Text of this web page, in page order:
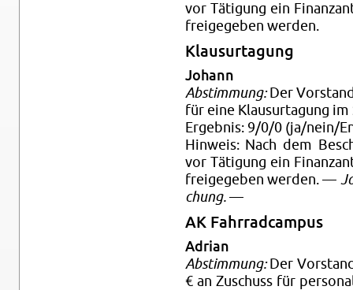
vor Tä­ti­gung ein
frei­ge­ge­ben wer­den.
Klau­sur­ta­gung
Jo­hann
Ab­stim­mung:Der
für eine Klau­sur­ta­gung
Er­geb­nis: 9/0/0 (ja/nein/
Hin­weis: Nach dem
vor Tä­ti­gung ein
frei­ge­ge­ben wer­den. —
chung.—
AK Fahr­rad­cam­pus
Adri­an
Ab­stim­mung:Der
€ an Zu­schuss für